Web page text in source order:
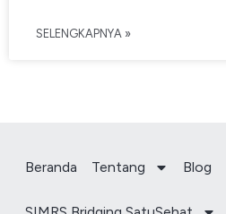
SELENGKAPNYA »
Beranda Tentang Blog